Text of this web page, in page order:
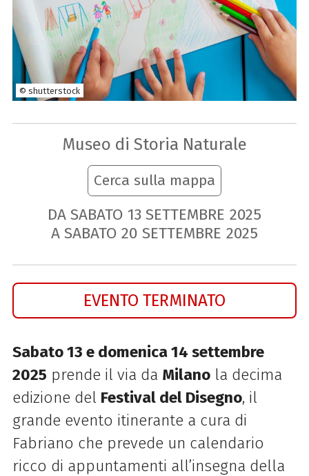
© shutterstock
Museo di Storia Naturale
Cerca sulla mappa
DA SABATO 13 SETTEMBRE 2025
A SABATO 20 SETTEMBRE 2025
EVENTO TERMINATO
Sabato 13 e domenica 14 settembre
2025 prende il via da Milanola decima
edizione del Festival del Disegno, il
grande evento itinerante a cura di
Fabriano che prevede un calendario
ricco di appuntamenti all’insegna della